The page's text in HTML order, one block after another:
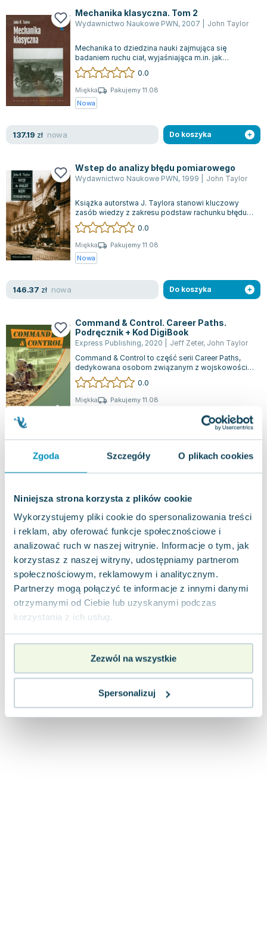
Zgoda Szczegóły O plikach cookies
Niniejsza strona korzysta z plików cookie
Wykorzystujemy pliki cookie do spersonalizowania treści
i reklam, aby oferować funkcje społecznościowe i
analizować ruch w naszej witrynie. Informacje o tym, jak
korzystasz z naszej witryny, udostępniamy partnerom
społecznościowym, reklamowym i analitycznym.
Partnerzy mogą połączyć te informacje z innymi danymi
otrzymanymi od Ciebie lub uzyskanymi podczas
korzystania z ich usług.
Zezwól na wszystkie
Spersonalizuj
Joseph Murphy
Jan Sztaudynger
Aleksander Puszkin
Małgorzata Ohme
Maddie Ziegler
Leszek Czarnecki
Maria Seweryn
Anna Prus (oprac.)
Nela Mała Reporterka
Agnieszka Maciąg
Barbara Wrzesińska
Terry Pratchett
Virginia Woolf
Ajahn Brahm
Jacek Walkiewicz
Mechanika klasyczna. Tom 2
Wydawnictwo Naukowe PWN, 2007 John Taylor
Mechanika to dziedzina nauki zajmująca się
badaniem ruchu ciał, wyjaśniająca m.in. jak
elektrony przemieszczają się w kineskopie t...
0.0
Miękka
Pakujemy 11.08
Nowa
137.19 zł nowa Do koszyka
Wstep do analizy błędu pomiarowego
Wydawnictwo Naukowe PWN, 1999 John Taylor
Książka autorstwa J. Taylora stanowi kluczowy
zasób wiedzy z zakresu podstaw rachunku błędu
pomiarowego, skierowany do przyszłych...
0.0
Miękka
Pakujemy 11.08
Nowa
146.37 zł nowa Do koszyka
Command & Control. Career Paths.
Podręcznik + Kod DigiBook
Express Publishing, 2020 Jeff Zeter, John Taylor
Command & Control to część serii Career Paths,
dedykowana osobom związanym z wojskowością,
które chcą podnieść swoje kompetencje j...
0.0
Miękka
Pakujemy 11.08